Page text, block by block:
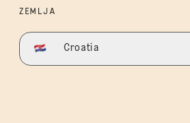
ZEMLJA
Croatia